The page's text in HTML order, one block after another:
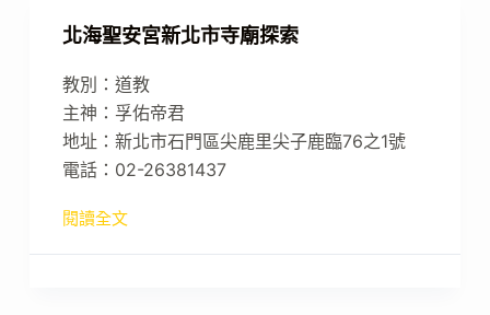
北海聖安宮新北市寺廟探索
教別：道教
主神：孚佑帝君
地址：新北市石門區尖鹿里尖子鹿臨76之1號
電話：02-26381437
閱讀全文